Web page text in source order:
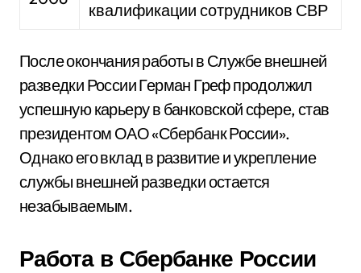
квалификации сотрудников СВР
После окончания работы в Службе внешней
разведки России Герман Греф продолжил
успешную карьеру в банковской сфере, став
президентом ОАО «Сбербанк России».
Однако его вклад в развитие и укрепление
службы внешней разведки остается
незабываемым.
Работа в Сбербанке России